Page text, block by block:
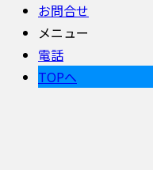
お問合せ
メニュー
電話
TOPへ